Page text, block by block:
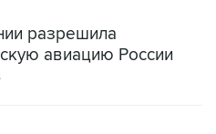
разрешила
авиацию России